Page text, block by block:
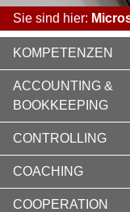
Sie sind hier:
KOMPETENZEN
ACCOUNTING &
BOOKKEEPING
CONTROLLING
COACHING
COOPERATION